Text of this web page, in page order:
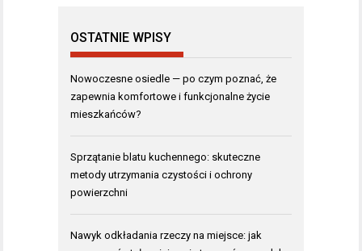
OSTATNIE WPISY
Nowoczesne osiedle — po czym poznać, że
zapewnia komfortowe i funkcjonalne życie
mieszkańców?
Sprzątanie blatu kuchennego: skuteczne
metody utrzymania czystości i ochrony
powierzchni
Nawyk odkładania rzeczy na miejsce: jak